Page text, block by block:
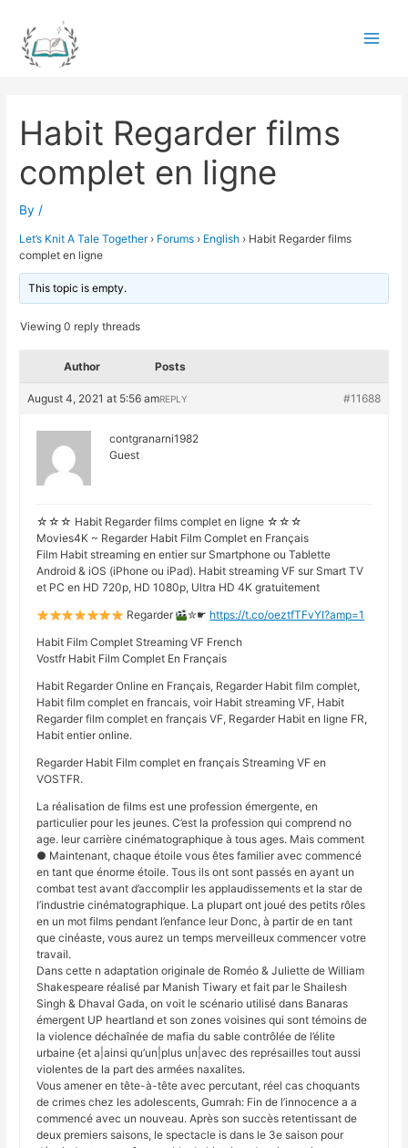
content
Habit Regarder films
complet en ligne
By /
Let’s Knit A Tale Together › Forums › English › Habit Regarder films
complet en ligne
This topic is empty.
Viewing 0 reply threads
Author Posts
August 4, 2021 at 5:56 am #11688
REPLY
contgranarni1982
Guest
☆☆☆ Habit Regarder films complet en ligne ☆☆☆
Movies4K ~ Regarder Habit Film Complet en Français
Film Habit streaming en entier sur Smartphone ou Tablette
Android & iOS (iPhone ou iPad). Habit streaming VF sur Smart TV
et PC en HD 720p, HD 1080p, Ultra HD 4K gratuitement
Regarder
✮☛ https://t.co/oeztfTFvYI?amp=1
Habit Film Complet Streaming VF French
Vostfr Habit Film Complet En Français
Habit Regarder Online en Français, Regarder Habit film complet,
Habit film complet en francais, voir Habit streaming VF, Habit
Regarder film complet en français VF, Regarder Habit en ligne FR,
Habit entier online.
Regarder Habit Film complet en français Streaming VF en
VOSTFR.
La réalisation de films est une profession émergente, en
particulier pour les jeunes. C’est la profession qui comprend no
age. leur carrière cinématographique à tous ages. Mais comment
● Maintenant, chaque étoile vous êtes familier avec commencé
en tant que énorme étoile. Tous ils ont sont passés en ayant un
combat test avant d’accomplir les applaudissements et la star de
l’industrie cinématographique. La plupart ont joué des petits rôles
en un mot films pendant l’enfance leur Donc, à partir de en tant
que cinéaste, vous aurez un temps merveilleux commencer votre
travail.
Dans cette n adaptation originale de Roméo & Juliette de William
Shakespeare réalisé par Manish Tiwary et fait par le Shailesh
Singh & Dhaval Gada, on voit le scénario utilisé dans Banaras
émergent UP heartland et son zones voisines qui sont témoins de
la violence déchaînée de mafia du sable contrôlée de l’élite
urbaine {et a|ainsi qu’un|plus un|avec des représailles tout aussi
violentes de la part des armées naxalites.
Vous amener en tête-à-tête avec percutant, réel cas choquants
de crimes chez les adolescents, Gumrah: Fin de l’innocence a a
commencé avec un nouveau. Après son succès retentissant de
deux premiers saisons, le spectacle is dans le 3e saison pour